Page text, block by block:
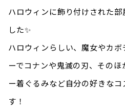
ハロウィンに飾り付けされた
した✨
ハロウィンらしい、魔女やカ
ーでコナンや鬼滅の刃、その
ー着ぐるみなど自分の好きな
す！